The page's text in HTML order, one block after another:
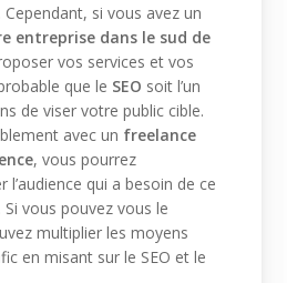
Cependant, si vous avez un
entreprise dans le sud de
vos services et vos
que le SEO soit l’un
de viser votre public cible.
avec un freelance
, vous pourrez
qui a besoin de ce
vous pouvez vous le
multiplier les moyens
en misant sur le SEO et le